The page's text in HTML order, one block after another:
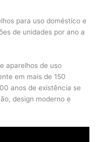
para uso doméstico e
de unidades por ano a
aparelhos de uso
em mais de 150
anos de existência se
design moderno e